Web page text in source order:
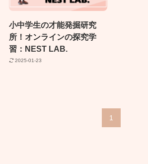
小中学生の才能発掘研究
所！オンラインの探究学
習：NEST LAB.
2025-01-23
1